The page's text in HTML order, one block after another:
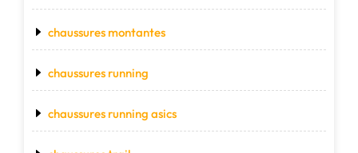
chaussures montantes
chaussures running
chaussures running asics